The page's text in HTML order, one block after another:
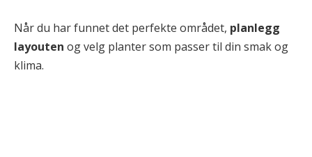
Når du har funnet det perfekte området, planlegg
layouten og velg planter som passer til din smak og
klima.